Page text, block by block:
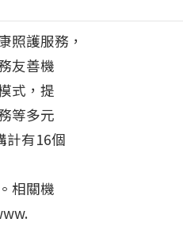
照護服務，
友善機
式，提
等多元
計有16個
相關機